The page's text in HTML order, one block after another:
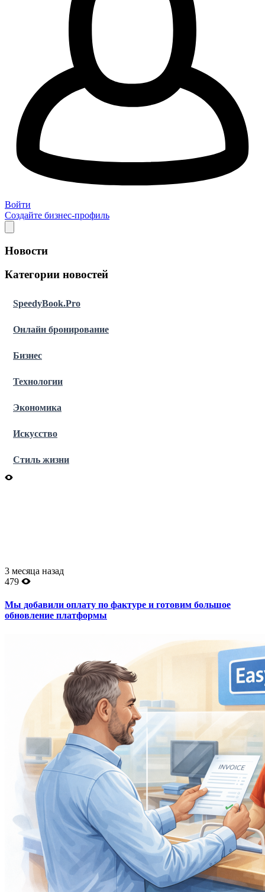
Войти
Создайте бизнес-профиль
Новости
Категории новостей
SpeedyBook.Pro
Онлайн бронирование
Бизнес
Технологии
Экономика
Искусство
Стиль жизни
3 месяца назад
479
Мы добавили оплату по фактуре и готовим большое
обновление платформы